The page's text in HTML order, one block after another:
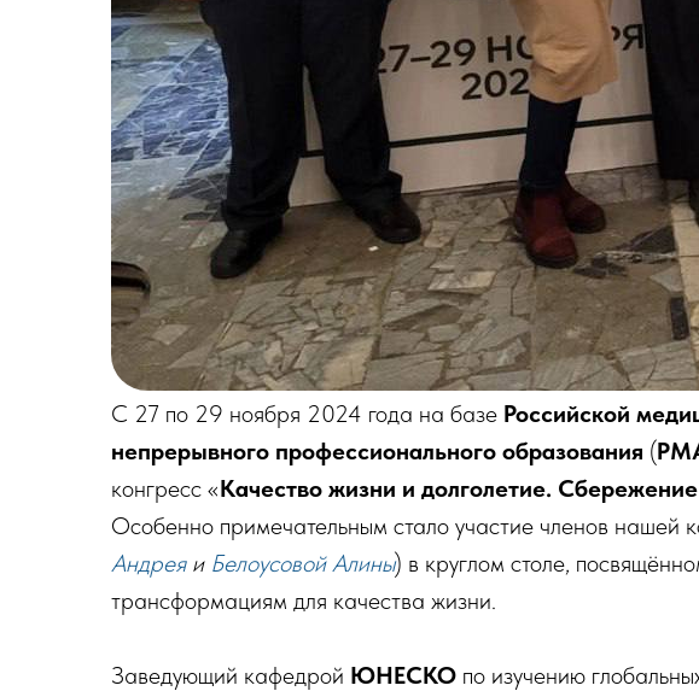
С 27 по 29 ноября 2024 года на базе Российской
непрерывного профессионального образования (
конгресс «Качество жизни и долголетие.
Особенно примечательным стало участие членов нашей
Андреяи Белоусовой Алины) в круглом столе,
трансформациям для качества жизни.
Заведующий кафедрой ЮНЕСКО по изучению